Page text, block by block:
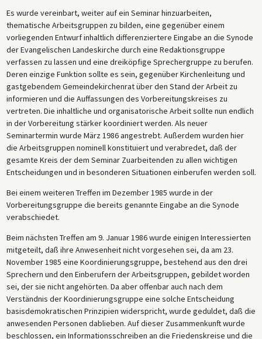
Es wurde vereinbart, weiter auf ein Seminar hinzuarbeiten,
thematische Arbeitsgruppen zu bilden, eine gegenüber einem
vorliegenden Entwurf inhaltlich differenziertere Eingabe an die Synode
der Evangelischen Landeskirche durch eine Redaktionsgruppe
verfassen zu lassen und eine dreiköpfige Sprechergruppe zu berufen.
Deren einzige Funktion sollte es sein, gegenüber Kirchenleitung und
gastgebendem Gemeindekirchenrat über den Stand der Arbeit zu
informieren und die Auffassungen des Vorbereitungskreises zu
vertreten. Die inhaltliche und organisatorische Arbeit sollte nun endlich
in der Vorbereitung stärker koordiniert werden. Als neuer
Seminartermin wurde März 1986 angestrebt. Außerdem wurden hier
die Arbeitsgruppen nominell konstituiert und verabredet, daß der
gesamte Kreis der dem Seminar Zuarbeitenden zu allen wichtigen
Entscheidungen und in besonderen Situationen einberufen werden soll.
Bei einem weiteren Treffen im Dezember 1985 wurde in der
Vorbereitungsgruppe die bereits genannte Eingabe an die Synode
verabschiedet.
Beim nächsten Treffen am 9. Januar 1986 wurde einigen Interessierten
mitgeteilt, daß ihre Anwesenheit nicht vorgesehen sei, da am 23.
November 1985 eine Koordinierungsgruppe, bestehend aus den drei
Sprechern und den Einberufern der Arbeitsgruppen, gebildet worden
sei, der sie nicht angehörten. Da aber offenbar auch nach dem
Verständnis der Koordinierungsgruppe eine solche Entscheidung
basisdemokratischen Prinzipien widerspricht, wurde geduldet, daß die
anwesenden Personen dablieben. Auf dieser Zusammenkunft wurde
beschlossen, ein Informationsschreiben an die Friedenskreise und die